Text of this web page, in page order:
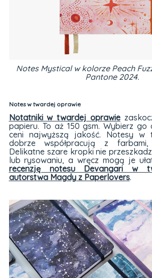
Notes Mystical w kolorze Peach
Pantone 2024.
Notes w twardej oprawie
Notatniki w twardej oprawie
papieru. To aż 150 gsm. Wybierz
ceni najwyższą jakość. Notesy w
dobrze współpracują z
Delikatne szare kropki nie
lub rysowaniu, a wręcz mogą je
recenzję notesu Devangari w
autorstwa Magdy z Paperlovers.